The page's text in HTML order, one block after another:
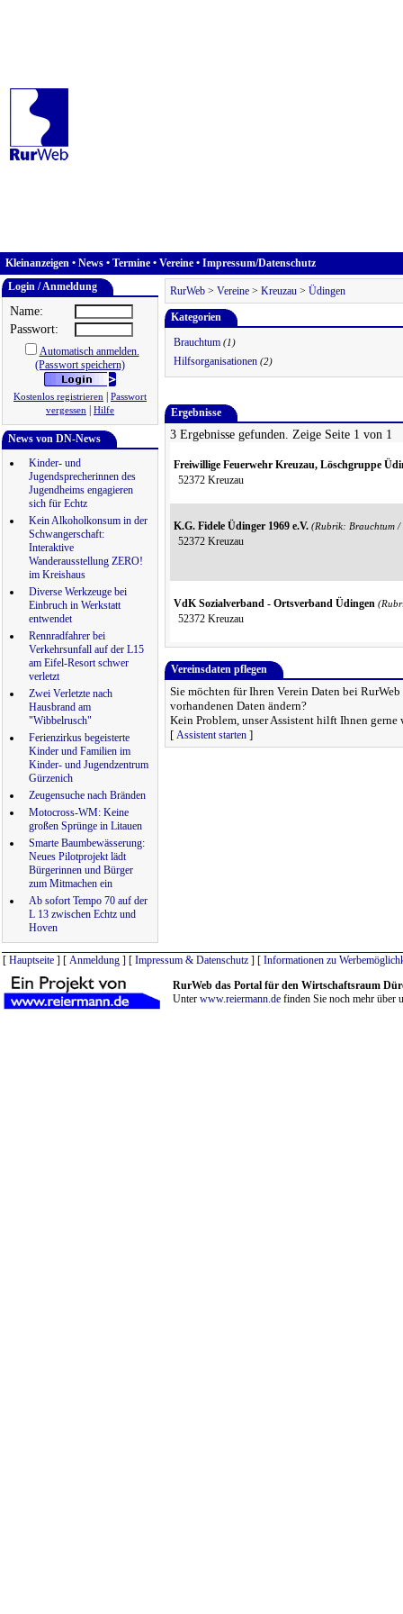
Kleinanzeigen • News • Termine • Vereine • Impressum/Datenschutz
Login / Anmeldung
Name:
Passwort:
Automatisch anmelden.
(Passwort speichern)
Kostenlos registrieren
Passwort
vergessen
Hilfe
News von DN-News
Kinder- und
Jugendsprecherinnen des
Jugendheims engagieren
sich für Echtz
Kein Alkoholkonsum in der
Schwangerschaft:
Interaktive
Wanderausstellung ZERO!
im Kreishaus
Diverse Werkzeuge bei
Einbruch in Werkstatt
entwendet
Rennradfahrer bei
Verkehrsunfall auf der L15
am Eifel-Resort schwer
verletzt
Zwei Verletzte nach
Hausbrand am
"Wibbelrusch"
Ferienzirkus begeisterte
Kinder und Familien im
Kinder- und Jugendzentrum
Gürzenich
Zeugensuche nach Bränden
Motocross-WM: Keine
großen Sprünge in Litauen
Smarte Baumbewässerung:
Neues Pilotprojekt lädt
Bürgerinnen und Bürger
zum Mitmachen ein
Ab sofort Tempo 70 auf der
L 13 zwischen Echtz und
Hoven
RurWeb > Vereine > Kreuzau > Üdingen
Kategorien
Brauchtum (1)
Hilfsorganisationen (2)
Ergebnisse
3 Ergebnisse gefunden. Zeige Seite 1 von 1
Freiwillige Feuerwehr Kreuzau, Löschgruppe
52372 Kreuzau
K.G. Fidele Üdinger 1969 e.V. (Rubrik: Brauchtum /
52372 Kreuzau
VdK Sozialverband - Ortsverband Üdingen
52372 Kreuzau
Vereinsdaten pflegen
Sie möchten für Ihren Verein Daten bei
vorhandenen Daten ändern?
Kein Problem, unser Assistent hilft Ihnen gerne
[ Assistent starten ]
[ Hauptseite ] [ Anmeldung ] [ Impressum & Datenschutz ] [ Informationen zu
RurWeb das Portal für den Wirtschaftsraum
Unter www.reiermann.de finden Sie noch mehr über